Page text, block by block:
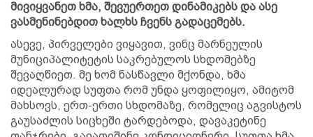
მივიყვანეთ ხმა, შევუერთეთ დინამიკებს და ასე
ვასმენინებდით ხალხს ჩვენს გადაცემებს.
ასევე, პირველები ვიყავით, ვინც მარნეულის
მუნიციპალიტეტის საკრებულოს სხდომებზე
შევაღწიეთ. მე ხომ ნასწავლი მქონდა, ხმა
იდეალურად სუფთა რომ უნდა ყოფილიყო, ამიტომ
მახსოვს, ერთ-ერთი სხდომაზე, რომელიც აგვისტოს
გაუსაძლის სიცხეში ტარდებოდა, დავაკეტინე